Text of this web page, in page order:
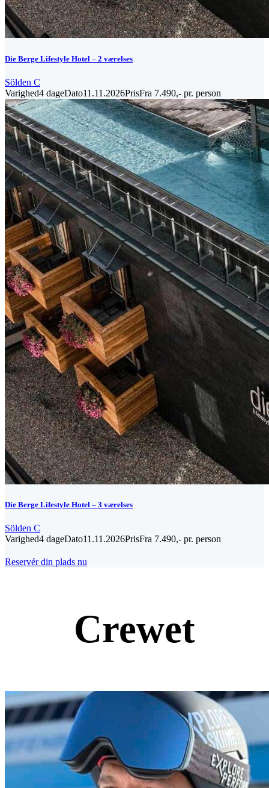
Die Berge Lifestyle Hotel – 2 værelses
Sölden C
Varighed4 dageDato11.11.2026PrisFra 7.490,- pr. person
Die Berge Lifestyle Hotel – 3 værelses
Sölden C
Varighed4 dageDato11.11.2026PrisFra 7.490,- pr. person
Reservér din plads nu
Crewet